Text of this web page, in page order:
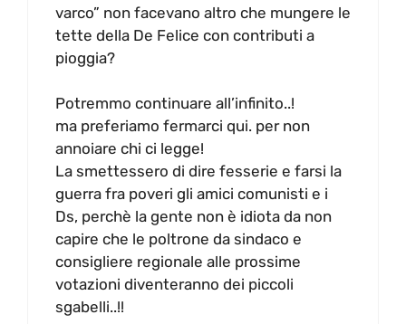
varco” non facevano altro che mungere le
tette della De Felice con contributi a
pioggia?
Potremmo continuare all’infinito..!
ma preferiamo fermarci qui. per non
annoiare chi ci legge!
La smettessero di dire fesserie e farsi la
guerra fra poveri gli amici comunisti e i
Ds, perchè la gente non è idiota da non
capire che le poltrone da sindaco e
consigliere regionale alle prossime
votazioni diventeranno dei piccoli
sgabelli..!!